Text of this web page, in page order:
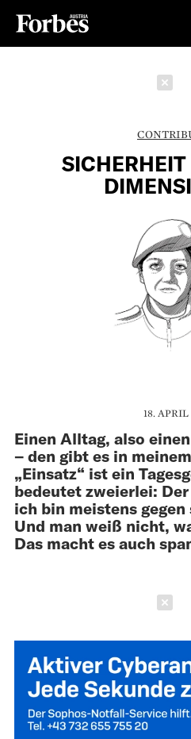
SICHERHEIT
18. APRIL
Einen Alltag, also
– den gibt es in
„Einsatz“ ist ein
bedeutet zweierlei:
ich bin meistens
Und man weiß nicht,
Das macht es auch